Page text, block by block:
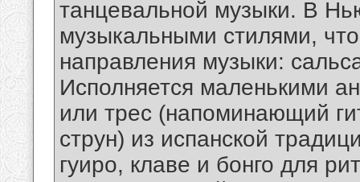
танцевальной музыки. В
музыкальными стилями,
направления музыки:
Исполняется маленькими
или трес (напоминающий
струн) из испанской
гуиро, клаве и бонго для